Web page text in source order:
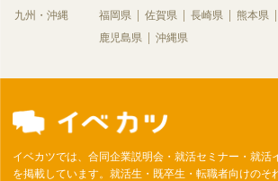
九州・沖縄 福岡県 佐賀県 長崎県 熊本県
鹿児島県
沖縄県
イベカツでは、合同企業説明会・就活セミナー・就活
を掲載しています。就活生・既卒生・転職者向けのそ